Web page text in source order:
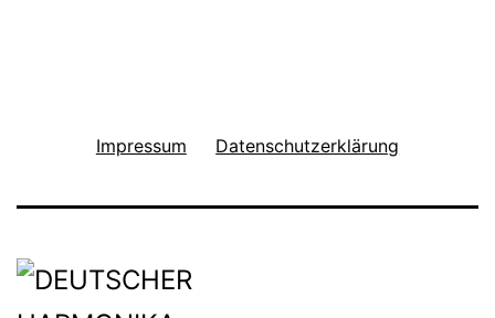
Impressum Datenschutzerklärung